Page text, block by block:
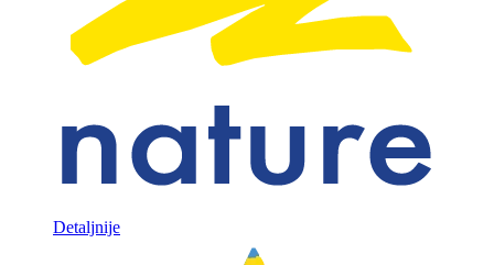
Detaljnije